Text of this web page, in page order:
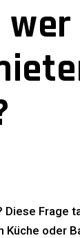
Frage
oder